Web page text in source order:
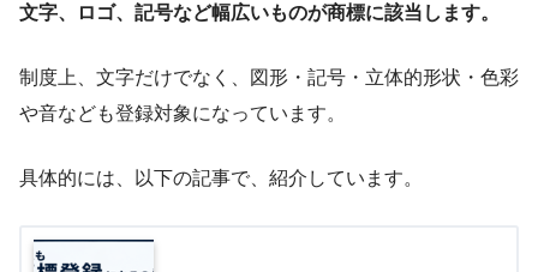
文字、ロゴ、記号など幅広いものが商標に該当します。
制度上、文字だけでなく、図形・記号・立体的形状・色彩
や音なども登録対象になっています。
具体的には、以下の記事で、紹介しています。